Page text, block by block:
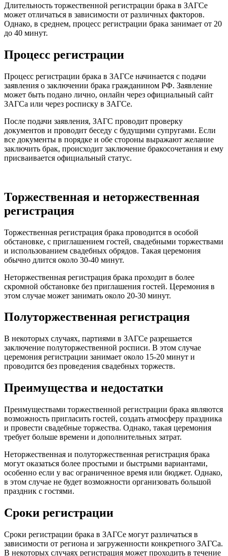
Длительность торжественной регистрации брака в ЗАГСе
может отличаться в зависимости от различных факторов.
Однако, в среднем, процесс регистрации брака занимает от 20
до 40 минут.
Процесс регистрации
Процесс регистрации брака в ЗАГСе начинается с подачи
заявления о заключении брака гражданином РФ. Заявление
может быть подано лично, онлайн через официальный сайт
ЗАГСа или через росписку в ЗАГСе.
После подачи заявления, ЗАГС проводит проверку
документов и проводит беседу с будущими супругами. Если
все документы в порядке и обе стороны выражают желание
заключить брак, происходит заключение бракосочетания и ему
присваивается официальный статус.
Торжественная и неторжественная
регистрация
Торжественная регистрация брака проводится в особой
обстановке, с приглашением гостей, свадебными торжествами
и использованием свадебных обрядов. Такая церемония
обычно длится около 30-40 минут.
Неторжественная регистрация брака проходит в более
скромной обстановке без приглашения гостей. Церемония в
этом случае может занимать около 20-30 минут.
Полуторжественная регистрация
В некоторых случаях, партиями в ЗАГСе разрешается
заключение полуторжественной росписи. В этом случае
церемония регистрации занимает около 15-20 минут и
проводится без проведения свадебных торжеств.
Преимущества и недостатки
Преимуществами торжественной регистрации брака являются
возможность пригласить гостей, создать атмосферу праздника
и провести свадебные торжества. Однако, такая церемония
требует больше времени и дополнительных затрат.
Неторжественная и полуторжественная регистрация брака
могут оказаться более простыми и быстрыми вариантами,
особенно если у вас ограниченное время или бюджет. Однако,
в этом случае не будет возможности организовать большой
праздник с гостями.
Сроки регистрации
Сроки регистрации брака в ЗАГСе могут различаться в
зависимости от региона и загруженности конкретного ЗАГСа.
В некоторых случаях регистрация может проходить в течение